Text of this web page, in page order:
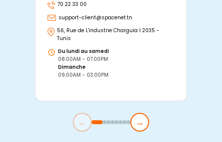
70 22 33 00
support-client@spacenet.tn
56, Rue de L'industrie Charguia I 2035 -
Tunis
Du lundi au samedi
08:00AM - 07:00PM
Dimanche
09:00AM - 03:00PM
← →